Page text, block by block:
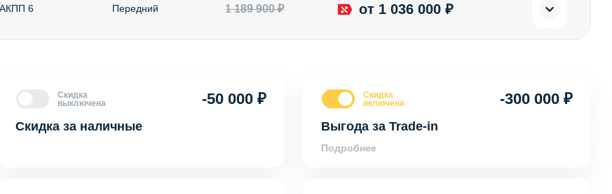
АКПП 6 Передний 1 189 900 ₽ от 1 036 000 ₽
Скидка
выключена
-50 000 ₽
Скидка за наличные
Скидка
включена
-300 000 ₽
Выгода за Trade-in
Подробнее